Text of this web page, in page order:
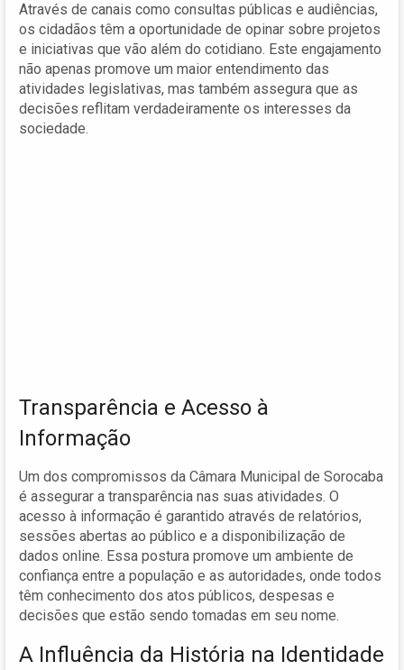
Através de canais como consultas públicas e audiências,
os cidadãos têm a oportunidade de opinar sobre projetos
e iniciativas que vão além do cotidiano. Este engajamento
não apenas promove um maior entendimento das
atividades legislativas, mas também assegura que as
decisões reflitam verdadeiramente os interesses da
sociedade.
Transparência e Acesso à
Informação
Um dos compromissos da Câmara Municipal de Sorocaba
é assegurar a transparência nas suas atividades. O
acesso à informação é garantido através de relatórios,
sessões abertas ao público e a disponibilização de
dados online. Essa postura promove um ambiente de
confiança entre a população e as autoridades, onde todos
têm conhecimento dos atos públicos, despesas e
decisões que estão sendo tomadas em seu nome.
A Influência da História na Identidade